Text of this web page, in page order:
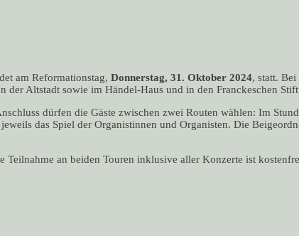
am Reformationstag, Donnerstag, 31. Oktober 2024, statt.
Altstadt sowie im Händel-Haus und in den Franckeschen
dürfen die Gäste zwischen zwei Routen wählen: Im
das Spiel der Organistinnen und Organisten. Die
Teilnahme an beiden Touren inklusive aller Konzerte ist